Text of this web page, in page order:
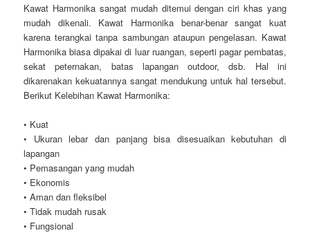
Kawat Harmonika sangat mudah ditemui dengan ciri khas yang
mudah dikenali. Kawat Harmonika benar-benar sangat kuat
karena terangkai tanpa sambungan ataupun pengelasan. Kawat
Harmonika biasa dipakai di luar ruangan, seperti pagar pembatas,
sekat peternakan, batas lapangan outdoor, dsb. Hal ini
dikarenakan kekuatannya sangat mendukung untuk hal tersebut.
Berikut Kelebihan Kawat Harmonika:
• Kuat
• Ukuran lebar dan panjang bisa disesuaikan kebutuhan di
lapangan
• Pemasangan yang mudah
• Ekonomis
• Aman dan fleksibel
• Tidak mudah rusak
• Fungsional